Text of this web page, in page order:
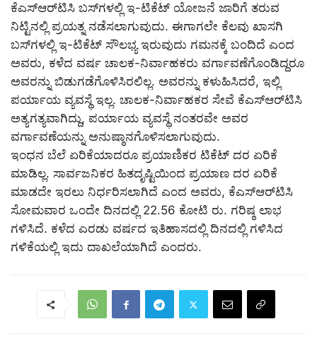
ಕೆಎಸ್‌ಆರ್‌ಟಿಸಿ ಬಸ್‌ಗಳಲ್ಲಿ ಇ-ಟಿಕೆಟ್ ಯೋಜನೆ ಜಾರಿಗೆ ತರುವ
ನಿಟ್ಟಿನಲ್ಲಿ ಪ್ರಯತ್ನ ನಡೆಸಲಾಗುವುದು. ಈಗಾಗಲೇ ಕೆಲವು ಖಾಸಗಿ
ಬಸ್‌ಗಳಲ್ಲಿ ಇ-ಟಿಕೆಟ್ ಸೌಲಭ್ಯ ಇರುವುದು ಗಮನಕ್ಕೆ ಬಂದಿದೆ ಎಂದ
ಅವರು, ಕಳೆದ ವರ್ಷ ಚಾಲಕ-ನಿರ್ವಾಹಕರು ವರ್ಗಾವಣೆಗೊಂಡಿದ್ದರೂ
ಅವರನ್ನು ಬಿಡುಗಡೆಗೊಳಿಸಿರಲಿಲ್ಲ. ಅವರನ್ನು ಕಳುಹಿಸಿದರೆ, ಇಲ್ಲಿ
ಪರ್ಯಾಯ ವ್ಯವಸ್ಥೆ ಇಲ್ಲ. ಚಾಲಕ-ನಿರ್ವಾಹಕರ ಸೇವೆ ಕೆಎಸ್‌ಆರ್‌ಟಿಸಿ
ಅತ್ಯಗತ್ಯವಾಗಿದ್ದು, ಪರ್ಯಾಯ ವ್ಯವಸ್ಥೆ ನಂತರವೇ ಅವರ
ವರ್ಗಾವಣೆಯನ್ನು ಅನುಷ್ಠಾನಗೊಳಿಸಲಾಗುವುದು.
ಇಂಧನ ಬೆಲೆ ಏರಿಕೆಯಾದರೂ ಪ್ರಯಾಣಿಕರ ಟಿಕೆಟ್ ದರ ಏರಿಕೆ
ಮಾಡಿಲ್ಲ. ಸಾರ್ವಜನಿಕರ ಹಿತದೃಷ್ಟಿಯಿಂದ ಪ್ರಯಾಣ ದರ ಏರಿಕೆ
ಮಾಡದೇ ಇರಲು ನಿರ್ಧರಿಸಲಾಗಿದೆ ಎಂದ ಅವರು, ಕೆಎಸ್‌ಆರ್‌ಟಿಸಿ
ಸೋಮವಾರ ಒಂದೇ ದಿನದಲ್ಲಿ 22.56 ಕೋಟಿ ರು. ಗರಿಷ್ಠ ಲಾಭ
ಗಳಿಸಿದೆ. ಕಳೆದ ಎರಡು ವರ್ಷದ ಇತಿಹಾಸದಲ್ಲಿ ದಿನದಲ್ಲಿ ಗಳಿಸಿದ
ಗಳಿಕೆಯಲ್ಲಿ ಇದು ದಾಖಲೆಯಾಗಿದೆ ಎಂದರು.